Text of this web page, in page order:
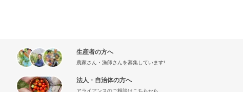
生産者の方へ
農家さん・漁師さんを募集しています!
法人・自治体の方へ
アライアンスのご相談はこちらから